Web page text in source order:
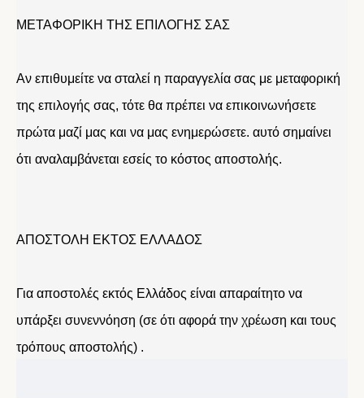
ΜΕΤΑΦΟΡΙΚΗ ΤΗΣ ΕΠΙΛΟΓΗΣ ΣΑΣ
Αν επιθυμείτε να σταλεί η παραγγελία σας με μεταφορική
της επιλογής σας, τότε θα πρέπει να επικοινωνήσετε
πρώτα μαζί μας και να μας ενημερώσετε. αυτό σημαίνει
ότι αναλαμβάνεται εσείς το κόστος αποστολής.
ΑΠΟΣΤΟΛΗ ΕΚΤΟΣ ΕΛΛΑΔΟΣ
Για αποστολές εκτός Ελλάδος είναι απαραίτητο να
υπάρξει συνεννόηση (σε ότι αφορά την χρέωση και τους
τρόπους αποστολής) .